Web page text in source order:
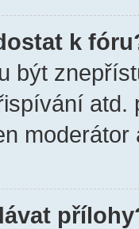
k
být
atd.